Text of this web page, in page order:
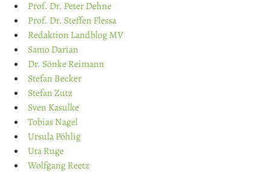
Prof. Dr. Peter Dehne
Prof. Dr. Steffen Flessa
Redaktion Landblog MV
Samo Darian
Dr. Sönke Reimann
Stefan Becker
Stefan Zutz
Sven Kasulke
Tobias Nagel
Ursula Pöhlig
Uta Ruge
Wolfgang Reetz